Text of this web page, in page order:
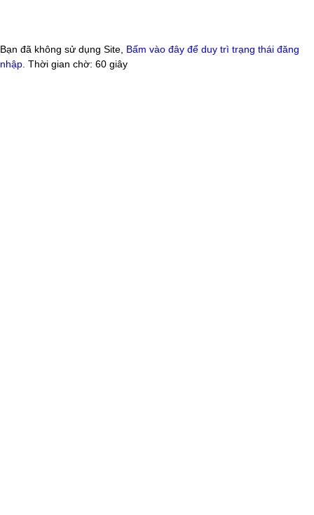
Bạn đã không sử dụng Site, Bấm vào đây để duy trì trạng thái đăng
nhập . Thời gian chờ: 60 giây